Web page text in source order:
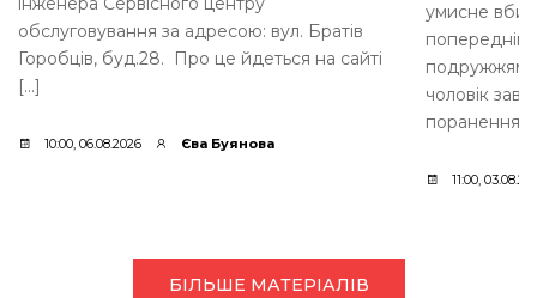
обслуговування за адресою: вул. Братів
Горобців, буд.28. Про це йдеться на сайті
[…]
10:00, 06.08.2026 Єва Буянова
умисне
подружжям
чоловік
поранення.
11:00,
БІЛЬШЕ МАТЕРІАЛІВ